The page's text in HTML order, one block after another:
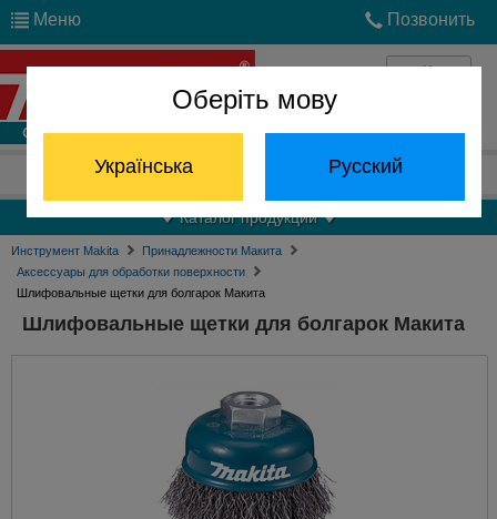
Оберіть мову
Українська Русский
Меню Позвонить
Войти
Отдел запчастей: (068) 824-24-24
Каталог продукции
Инструмент Makita
Принадлежности Макита
Аксессуары для обработки поверхности
Шлифовальные щетки для болгарок Макита
Шлифовальные щетки для болгарок Макита